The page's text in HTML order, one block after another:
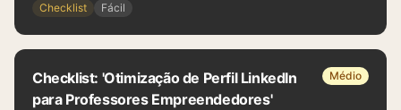
Checklist Fácil
Checklist: 'Otimização de Perfil LinkedIn
para Professores Empreendedores'
Médio